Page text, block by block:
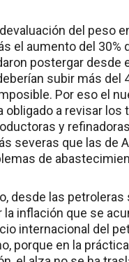
del peso
el aumento del 30%
postergar desde
subir más del
Por eso el
obligado a revisar los
y
severas que las de
de
desde las petroleras
inflación que se
internacional del
porque en la